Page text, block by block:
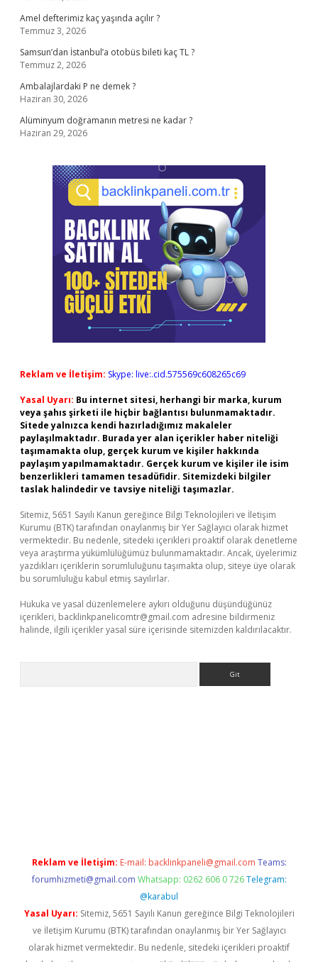
Amel defterimiz kaç yaşında açılır ?
Temmuz 3, 2026
Samsun’dan İstanbul’a otobüs bileti kaç TL ?
Temmuz 2, 2026
Ambalajlardaki P ne demek ?
Haziran 30, 2026
Alüminyum doğramanın metresi ne kadar ?
Haziran 29, 2026
Reklam ve İletişim: Skype: live:.cid.575569c608265c69
Yasal Uyarı: Bu internet sitesi, herhangi bir marka, kurum
veya şahıs şirketi ile hiçbir bağlantısı bulunmamaktadır.
Sitede yalnızca kendi hazırladığımız makaleler
paylaşılmaktadır. Burada yer alan içerikler haber niteliği
taşımamakta olup, gerçek kurum ve kişiler hakkında
paylaşım yapılmamaktadır. Gerçek kurum ve kişiler ile isim
benzerlikleri tamamen tesadüfidir. Sitemizdeki bilgiler
taslak halindedir ve tavsiye niteliği taşımazlar.
Sitemiz, 5651 Sayılı Kanun gereğince Bilgi Teknolojileri ve İletişim
Kurumu (BTK) tarafından onaylanmış bir Yer Sağlayıcı olarak hizmet
vermektedir. Bu nedenle, sitedeki içerikleri proaktif olarak denetleme
veya araştırma yükümlülüğümüz bulunmamaktadır. Ancak, üyelerimiz
yazdıkları içeriklerin sorumluluğunu taşımakta olup, siteye üye olarak
bu sorumluluğu kabul etmiş sayılırlar.
Hukuka ve yasal düzenlemelere aykırı olduğunu düşündüğünüz
içerikleri, backlinkpanelicomtr@gmail.com adresine bildirmeniz
halinde, ilgili içerikler yasal süre içerisinde sitemizden kaldırılacaktır.
Reklam ve İletişim: E-mail: backlinkpaneli@gmail.com Teams:
forumhizmeti@gmail.com Whatsapp: 0262 606 0 726 Telegram:
@karabul
Yasal Uyarı: Sitemiz, 5651 Sayılı Kanun gereğince Bilgi Teknolojileri
ve İletişim Kurumu (BTK) tarafından onaylanmış bir Yer Sağlayıcı
olarak hizmet vermektedir. Bu nedenle, sitedeki içerikleri proaktif